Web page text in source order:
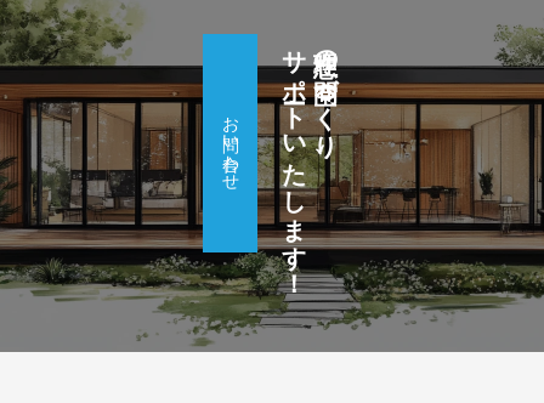
理想の空間づくり、
サポートいたします！
お問い合わせ